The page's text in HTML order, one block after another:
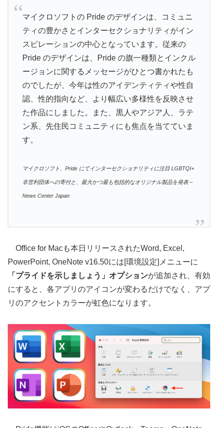
マイクロソフトの Pride のデザインは、コミュニ
ティの豊かさとインターセクショナリティがイン
スピレーションの中心となっています。従来の
Pride のデザインは、Pride の旗一種類とインクル
ージョンに関するメッセージがひとつ書かれたも
のでしたが、今年は性のアイデンティティや性自
認、性的指向など、より幅広い多様性を反映させ
た作品にしました。また、黒人やアジア人、ラテ
ン系、先住民コミュニティにも焦点を当てていま
す。
マイクロソフト、Pride にてインターセクショナリティに注目 LGBTQI+
非営利団体への寄付と、最大かつ最も包括的なオリジナル製品を発表 –
News Center Japan
Office for Macも本日リリースされたWord, Excel,
PowerPoint, OneNote v16.50には[環境設定]メニューに
「プライドを示しましょう」オプションが追加され、有効
にすると、各アプリのアイコンが変わるだけでなく、アプ
リのアクセントカラーが虹色になります。